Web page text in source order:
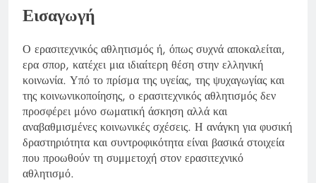
Εισαγωγή
Ο ερασιτεχνικός αθλητισμός ή, όπως συχνά αποκαλείται,
ερα σπορ, κατέχει μια ιδιαίτερη θέση στην ελληνική
κοινωνία. Υπό το πρίσμα της υγείας, της ψυχαγωγίας και
της κοινωνικοποίησης, ο ερασιτεχνικός αθλητισμός δεν
προσφέρει μόνο σωματική άσκηση αλλά και
αναβαθμισμένες κοινωνικές σχέσεις. Η ανάγκη για φυσική
δραστηριότητα και συντροφικότητα είναι βασικά στοιχεία
που προωθούν τη συμμετοχή στον ερασιτεχνικό
αθλητισμό.